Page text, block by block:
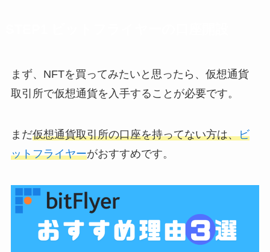
まず、NFTを買ってみたいと思ったら、仮想通貨
取引所で仮想通貨を入手することが必要です。
まだ仮想通貨取引所の口座を持ってない方は、ビ
ットフライヤーがおすすめです。